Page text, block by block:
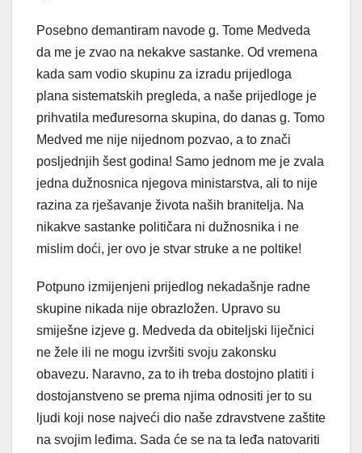
Posebno demantiram navode g. Tome Medveda
da me je zvao na nekakve sastanke. Od vremena
kada sam vodio skupinu za izradu prijedloga
plana sistematskih pregleda, a naše prijedloge je
prihvatila međuresorna skupina, do danas g. Tomo
Medved me nije nijednom pozvao, a to znači
posljednjih šest godina! Samo jednom me je zvala
jedna dužnosnica njegova ministarstva, ali to nije
razina za rješavanje života naših branitelja. Na
nikakve sastanke političara ni dužnosnika i ne
mislim doći, jer ovo je stvar struke a ne poltike!
Potpuno izmijenjeni prijedlog nekadašnje radne
skupine nikada nije obrazložen. Upravo su
smiješne izjeve g. Medveda da obiteljski liječnici
ne žele ili ne mogu izvršiti svoju zakonsku
obavezu. Naravno, za to ih treba dostojno platiti i
dostojanstveno se prema njima odnositi jer to su
ljudi koji nose najveći dio naše zdravstvene zaštite
na svojim leđima. Sada će se na ta leđa natovariti